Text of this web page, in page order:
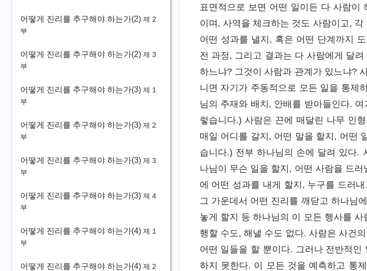
어떻게 진리를 추구해야 하는가(2) 제 2
부
어떻게 진리를 추구해야 하는가(2) 제 3
부
어떻게 진리를 추구해야 하는가(3) 제 1
부
어떻게 진리를 추구해야 하는가(3) 제 2
부
어떻게 진리를 추구해야 하는가(3) 제 3
부
어떻게 진리를 추구해야 하는가(3) 제 4
부
어떻게 진리를 추구해야 하는가(4) 제 1
부
어떻게 진리를 추구해야 하는가(4) 제 2
표면적으로 보면 어떤 일이든 다 사람이
이며, 사역을 체크하는 것도 사람이고,
어떤 성과를 낼지, 혹은 어떤 단계까지
전 과정, 그리고 결과는 다 사람에게 달
하느냐? 그것이 사람과 관계가 있느냐?
니면 자기가 주동적으로 모든 일을 통제
님의 주재와 배치, 안배를 받아들인다.
렇습니다.) 사람은 끈에 매달린 나무 인
매일 어디를 갈지, 어떤 말을 할지, 어떤
습니다.) 전부 하나님의 손에 달려 있다.
나님이 무슨 일을 할지, 어떤 사람을 드
에 어떤 성과를 내게 할지, 누구를 드러
그 가운데서 어떤 진리를 깨닫고 하나님
놓게 할지 등 하나님의 이 모든 행사를
행할 수도, 해낼 수도 없다. 사람은 사건
어떤 일들을 할 뿐이다. 그러나 전반적
하지 못한다. 이 모든 것을 예측하고 통